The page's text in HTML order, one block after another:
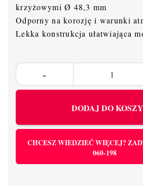
krzyżowymi Ø 48,3 mm
Odporny na korozję i warunki
Lekka konstrukcja ułatwiająca
DODAJ DO
CHCESZ WIEDZIEĆ WIĘCEJ?
060-198